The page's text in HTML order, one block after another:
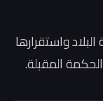
واستقرارها
المقبلة.